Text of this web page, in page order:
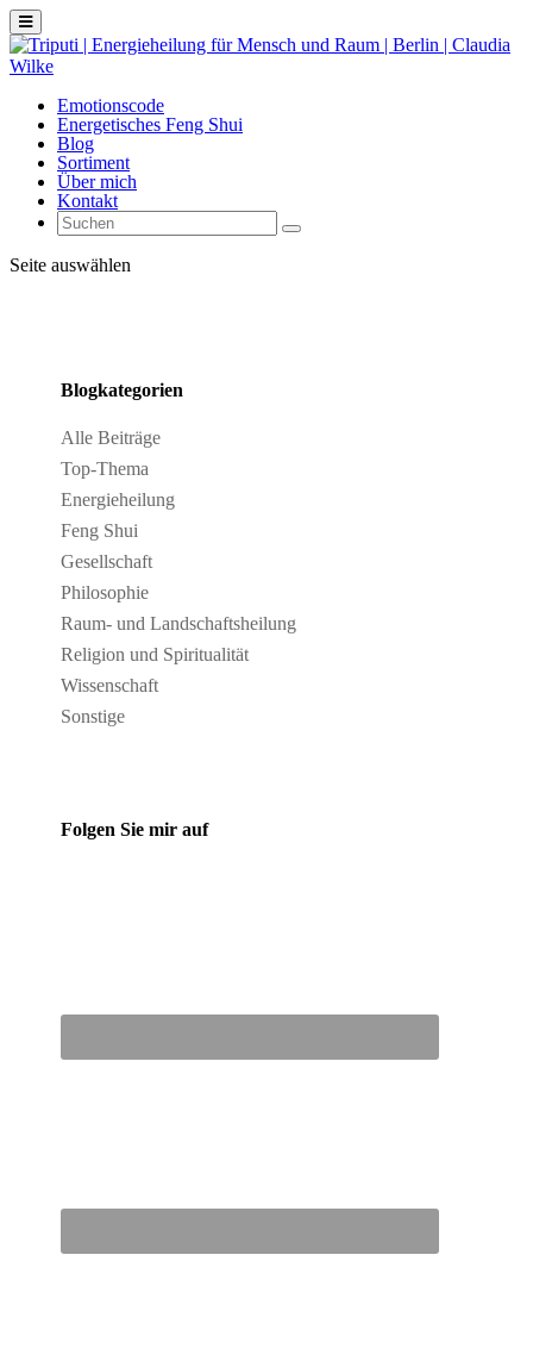
Emotionscode
Energetisches Feng Shui
Blog
Sortiment
Über mich
Kontakt
Seite auswählen
Blogkategorien
Alle Beiträge
Top-Thema
Energieheilung
Feng Shui
Gesellschaft
Philosophie
Raum- und Landschaftsheilung
Religion und Spiritualität
Wissenschaft
Sonstige
Folgen Sie mir auf